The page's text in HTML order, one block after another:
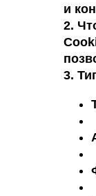
и
2.
3.